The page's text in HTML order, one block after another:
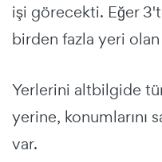
işi görecekti. Eğer
birden fazla yeri
Yerlerini altbilgide
yerine, konumlarını
var.